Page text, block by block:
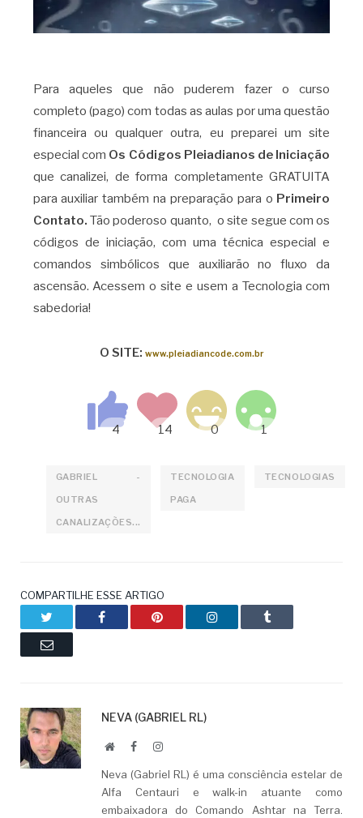
Para aqueles que não puderem fazer o curso
completo (pago) com todas as aulas por uma questão
financeira ou qualquer outra, eu preparei um site
especial com Os Códigos Pleiadianos de Iniciação
que canalizei, de forma completamente GRATUITA
para auxiliar também na preparação para o Primeiro
Contato. Tão poderoso quanto, o site segue com os
códigos de iniciação, com uma técnica especial e
comandos simbólicos que auxiliarão no fluxo da
ascensão. Acessem o site e usem a Tecnologia com
sabedoria!
O SITE: www.pleiadiancode.com.br
GABRIEL -
OUTRAS
CANALIZAÇÕES...
TECNOLOGIA
PAGA
TECNOLOGIAS
COMPARTILHE ESSE ARTIGO
Facebook Pinterest LinkedIn Tumblr
Email
NEVA (GABRIEL RL)
WebsiteFacebookLinkedIn
Neva (Gabriel RL) é uma consciência estelar de
Alfa Centauri e walk-in atuante como
embaixadora do Comando Ashtar na Terra.